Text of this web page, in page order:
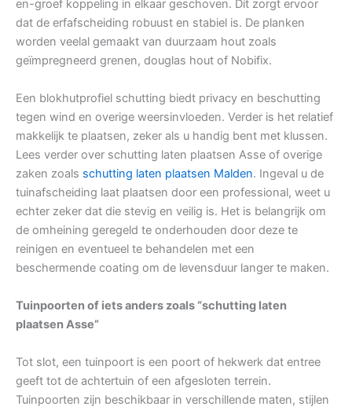
en-groef koppeling in elkaar geschoven. Dit zorgt ervoor
dat de erfafscheiding robuust en stabiel is. De planken
worden veelal gemaakt van duurzaam hout zoals
geïmpregneerd grenen, douglas hout of Nobifix.
Een blokhutprofiel schutting biedt privacy en beschutting
tegen wind en overige weersinvloeden. Verder is het relatief
makkelijk te plaatsen, zeker als u handig bent met klussen.
Lees verder over schutting laten plaatsen Asse of overige
zaken zoals schutting laten plaatsen Malden. Ingeval u de
tuinafscheiding laat plaatsen door een professional, weet u
echter zeker dat die stevig en veilig is. Het is belangrijk om
de omheining geregeld te onderhouden door deze te
reinigen en eventueel te behandelen met een
beschermende coating om de levensduur langer te maken.
Tuinpoorten of iets anders zoals “schutting laten
plaatsen Asse”
Tot slot, een tuinpoort is een poort of hekwerk dat entree
geeft tot de achtertuin of een afgesloten terrein.
Tuinpoorten zijn beschikbaar in verschillende maten, stijlen